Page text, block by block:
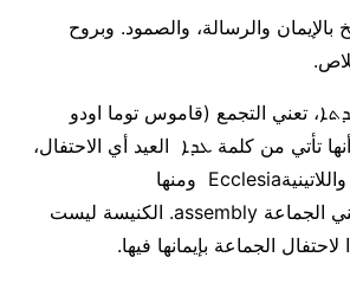
بالإيمان والرسالة، والصمود. وبروح
تعني التجمع (قاموس توما اودو
أنها تأتي من كلمة ܥܕܐ العيد أي الاحتفال،
وباليونانية Ekklesia، واللاتينيةEcclesia ومنها
الإنكليزيةChurch تعني الجماعة assembly. الكنيسة ليست
الجماعة بإيمانها فيها.